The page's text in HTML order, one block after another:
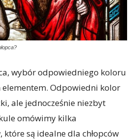
wybór odpowiedniego koloru
Odpowiedni kolor
ale jednocześnie niezbyt
omówimy kilka
są idealne dla chłopców